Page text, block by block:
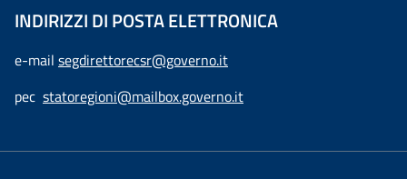
INDIRIZZI DI POSTA ELETTRONICA
e-mail segdirettorecsr@governo.it
pec statoregioni@mailbox.governo.it